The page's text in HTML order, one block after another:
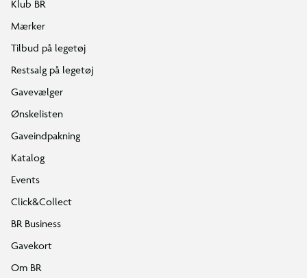
Klub BR
Mærker
Tilbud på legetøj
Restsalg på legetøj
Gavevælger
Ønskelisten
Gaveindpakning
Katalog
Events
Click&Collect
BR Business
Gavekort
Om BR